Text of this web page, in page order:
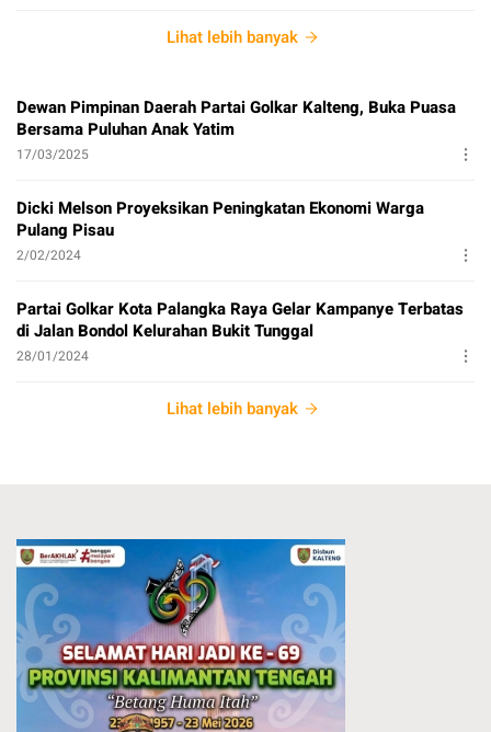
Lihat lebih banyak
Dewan Pimpinan Daerah Partai Golkar Kalteng, Buka Puasa
Bersama Puluhan Anak Yatim
17/03/2025
Dicki Melson Proyeksikan Peningkatan Ekonomi Warga
Pulang Pisau
2/02/2024
Partai Golkar Kota Palangka Raya Gelar Kampanye Terbatas
di Jalan Bondol Kelurahan Bukit Tunggal
28/01/2024
Lihat lebih banyak